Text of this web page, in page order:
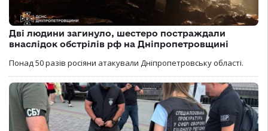
Дві людини загинуло, шестеро постраждали
внаслідок обстрілів рф на Дніпропетровщині
Понад 50 разів росіяни атакували Дніпропетровську області.